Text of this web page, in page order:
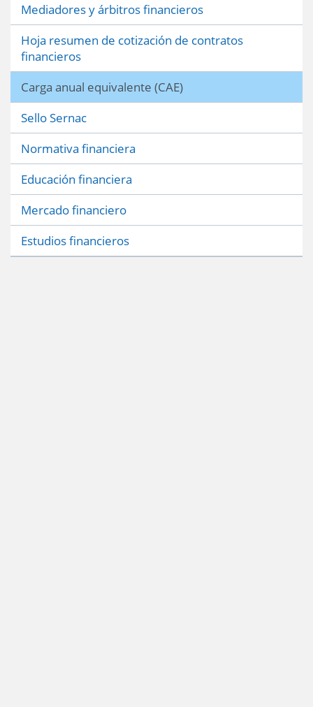
Mediadores y árbitros financieros
Hoja resumen de cotización de contratos
financieros
Carga anual equivalente (CAE)
Sello Sernac
Normativa financiera
Educación financiera
Mercado financiero
Estudios financieros